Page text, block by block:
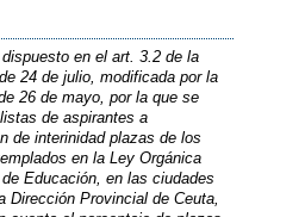
en el art. 3.2 de la
24 de julio, modificada por la
26 de mayo, por la que se
de aspirantes a
de interinidad plazas de los
en la Ley Orgánica
Educación, en las ciudades
Dirección Provincial de Ceuta,